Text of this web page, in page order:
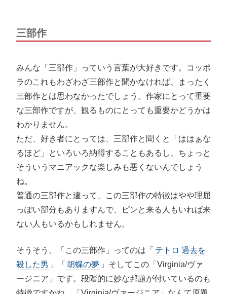
三部作
みんな「三部作」っていう言葉が大好きです。コッポ
ラのこれもわざわざ三部作と聞かなければ、まったく
三部作とは思わなかったでしょう。作家にとって重要
な三部作ですが、観るものにとっても重要かどうかは
わかりません。
ただ、好き者にとっては、三部作と聞くと「ははぁな
るほど」といろいろ納得することもあるし、ちょっと
そういうマニアックな楽しみも悪くないんでしょう
ね。
普通の三部作と違って、この三部作の特徴はやや理屈
っぽい部分もありますんで、ピンと来る人もいれば来
ない人もいるかもしれません。
そうそう、「この三部作」ってのは「 テトロ 過去を
殺した男 」「 胡蝶の夢 」そしてこの「Virginia/ヴァ
ージニア」です。段階的に妙な邦題が付いているのも